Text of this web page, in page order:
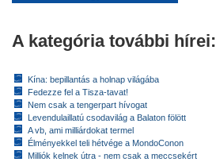
A kategória további hírei:
Kína: bepillantás a holnap világába
Fedezze fel a Tisza-tavat!
Nem csak a tengerpart hívogat
Levendulaillatú csodavilág a Balaton fölött
A vb, ami milliárdokat termel
Élményekkel teli hétvége a MondoConon
Milliók kelnek útra - nem csak a meccsekért